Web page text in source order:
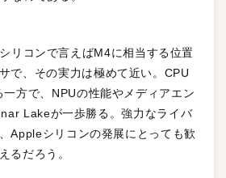
リコンで言えばM4に相当する位置
で、その実力は極めて近い。CPU
方で、NPUの性能やメディアエン
Lakeが一歩勝る。強力なライバ
Appleシリコンの発展にとっても歓
るだろう。